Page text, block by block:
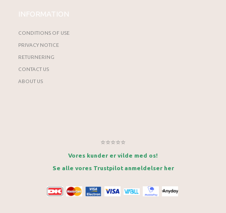
INFORMATION
CONDITIONS OF USE
PRIVACY NOTICE
RETURNERING
CONTACT US
ABOUT US
⭐⭐⭐⭐⭐
Vores kunder er vilde med os!
Se alle vores Trustpilot anmeldelser her